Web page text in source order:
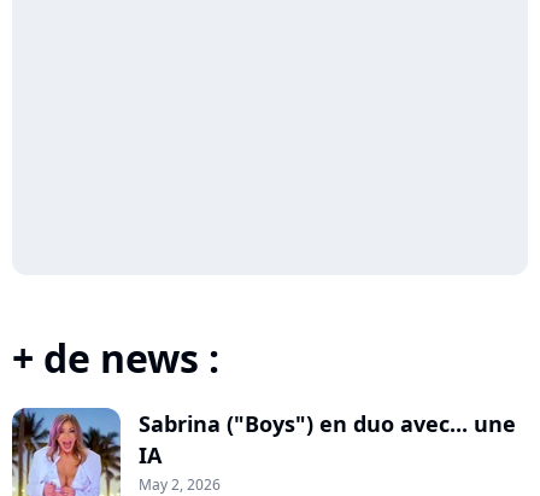
+ de news :
Sabrina ("Boys") en duo avec... une
IA
May 2, 2026